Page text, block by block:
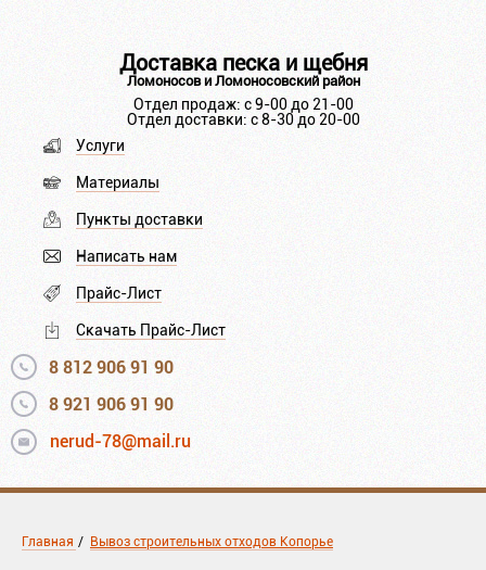
Доставка песка и щебня
Ломоносов и Ломоносовский район
Отдел продаж: с 9-00 до 21-00
Отдел доставки: с 8-30 до 20-00
Услуги
Материалы
Пункты доставки
Написать нам
Прайс-Лист
Скачать Прайс-Лист
8 812 906 91 90
8 921 906 91 90
nerud-78@mail.ru
Главная / Вывоз строительных отходов Копорье